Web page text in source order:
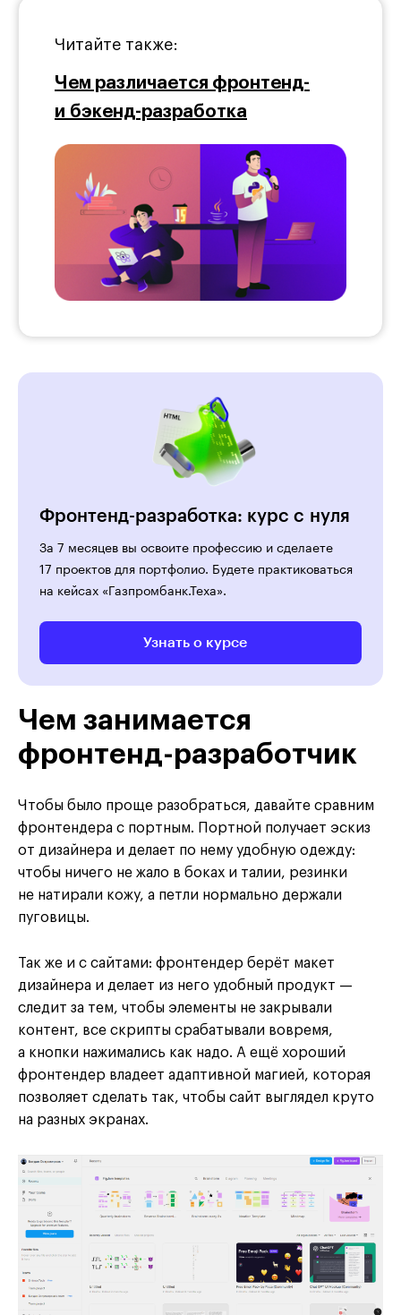
Читайте также:
Чем различается фронтенд-
и бэкенд-разработка
Фронтенд-разработка: курс с нуля
За 7 месяцев вы освоите профессию и сделаете
17 проектов для портфолио. Будете практиковаться
на кейсах «Газпромбанк.Теха».
Узнать о курсе
Чем занимается
фронтенд-разработчик
Чтобы было проще разобраться, давайте сравним
фронтендера с портным. Портной получает эскиз
от дизайнера и делает по нему удобную одежду:
чтобы ничего не жало в боках и талии, резинки
не натирали кожу, а петли нормально держали
пуговицы.
Так же и с сайтами: фронтендер берёт макет
дизайнера и делает из него удобный продукт —
следит за тем, чтобы элементы не закрывали
контент, все скрипты срабатывали вовремя,
а кнопки нажимались как надо. А ещё хороший
фронтендер владеет адаптивной магией, которая
позволяет сделать так, чтобы сайт выглядел круто
на разных экранах.